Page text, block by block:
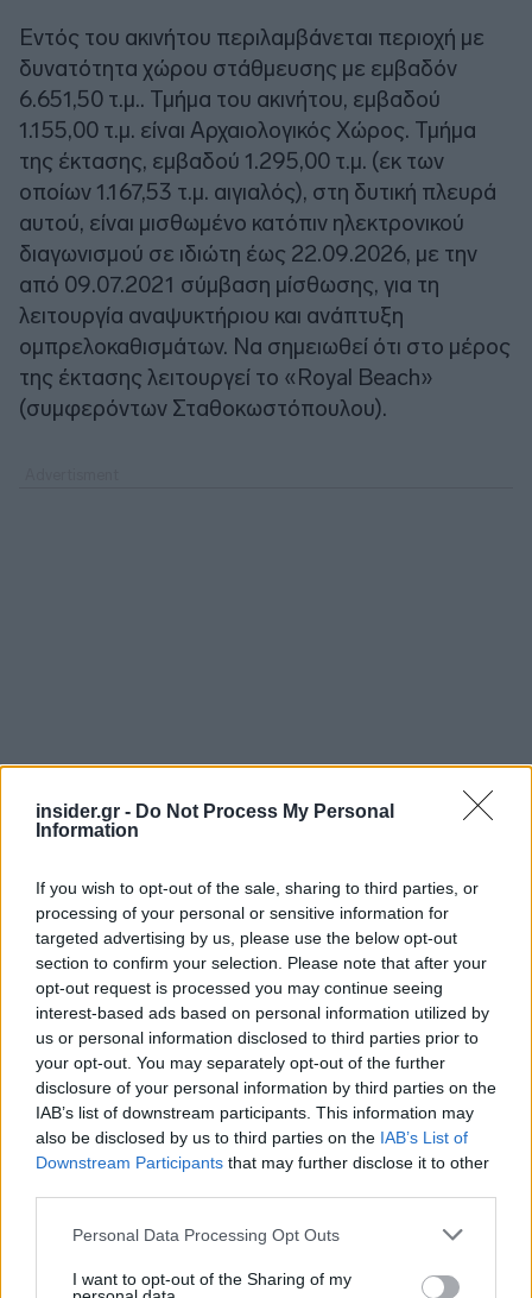
insider.gr - Do Not Process My Personal
Information
If you wish to opt-out of the sale, sharing to third parties, or
processing of your personal or sensitive information for
targeted advertising by us, please use the below opt-out
section to confirm your selection. Please note that after your
opt-out request is processed you may continue seeing
interest-based ads based on personal information utilized by
us or personal information disclosed to third parties prior to
your opt-out. You may separately opt-out of the further
disclosure of your personal information by third parties on the
IAB’s list of downstream participants. This information may
also be disclosed by us to third parties on the IAB’s List of
Downstream Participants that may further disclose it to other
Please note that this website/app uses one or more Google
not limited to your visit or usage behaviour. You may click to
Personal Data Processing Opt Outs
I want to opt-out of the Sharing of my
Εντός του ακινήτου περιλαμβάνεται περιοχή με
δυνατότητα χώρου στάθμευσης με εμβαδόν
6.651,50 τ.μ.. Τμήμα του ακινήτου, εμβαδού
1.155,00 τ.μ. είναι Αρχαιολογικός Χώρος. Τμήμα
της έκτασης, εμβαδού 1.295,00 τ.μ. (εκ των
οποίων 1.167,53 τ.μ. αιγιαλός), στη δυτική πλευρά
αυτού, είναι μισθωμένο κατόπιν ηλεκτρονικού
διαγωνισμού σε ιδιώτη έως 22.09.2026, με την
από 09.07.2021 σύμβαση μίσθωσης, για τη
λειτουργία αναψυκτήριου και ανάπτυξη
ομπρελοκαθισμάτων. Να σημειωθεί ότι στο μέρος
της έκτασης λειτουργεί το «Royal Beach»
(συμφερόντων Σταθοκωστόπουλου).
Το ακίνητο γειτνιάζει στο ανατολικό του όριο με
θιγόμενο από τις δασικές διατάξεις είναι μόνο το